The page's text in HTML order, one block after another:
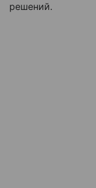
решений.